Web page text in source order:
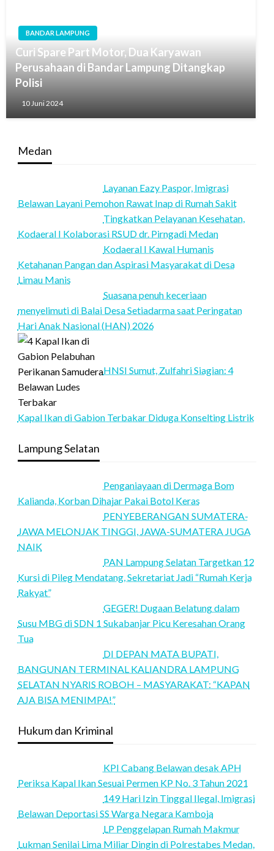
BANDAR LAMPUNG
Curi Spare Part Motor, Dua Karyawan
Perusahaan di Bandar Lampung Ditangkap
Polisi
10 Juni 2024
Medan
Layanan Eazy Paspor, Imigrasi
Belawan Layani Pemohon Rawat Inap di Rumah Sakit
Tingkatkan Pelayanan Kesehatan,
Kodaeral I Kolaborasi RSUD dr. Pirngadi Medan‎
Kodaeral I Kawal Humanis
Ketahanan Pangan dan Aspirasi Masyarakat di Desa
Limau Manis
Suasana penuh keceriaan
menyelimuti di Balai Desa Setiadarma saat Peringatan
Hari Anak Nasional (HAN) 2026
HNSI Sumut, Zulfahri Siagian: 4
Kapal Ikan di Gabion Terbakar Diduga Konselting Listrik
Lampung Selatan
Penganiayaan di Dermaga Bom
Kalianda, Korban Dihajar Pakai Botol Keras
PENYEBERANGAN SUMATERA-
JAWA MELONJAK TINGGI, JAWA-SUMATERA JUGA
NAIK
PAN Lampung Selatan Targetkan 12
Kursi di Pileg Mendatang, Sekretariat Jadi “Rumah Kerja
Rakyat”
GEGER! Dugaan Belatung dalam
Susu MBG di SDN 1 Sukabanjar Picu Keresahan Orang
Tua
DI DEPAN MATA BUPATI,
BANGUNAN TERMINAL KALIANDRA LAMPUNG
SELATAN NYARIS ROBOH – MASYARAKAT: “KAPAN
AJA BISA MENIMPA!”
Hukum dan Kriminal
KPI Cabang Belawan desak APH
Periksa Kapal Ikan Sesuai Permen KP No. 3 Tahun 2021
149 Hari Izin Tinggal Ilegal, Imigrasi
Belawan Deportasi SS Warga Negara Kamboja
LP Penggelapan Rumah Makmur
Lukman Senilai Lima Miliar Dingin di Polrestabes Medan,